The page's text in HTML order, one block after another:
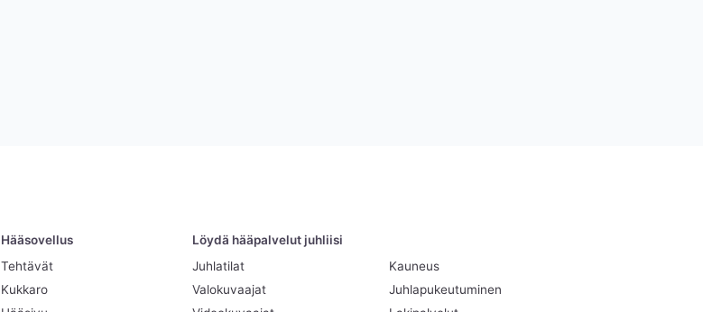
Hääsovellus
Tehtävät
Kukkaro
Löydä hääpalvelut juhliisi
Juhlatilat
Valokuvaajat
Kauneus
Juhlapukeutuminen